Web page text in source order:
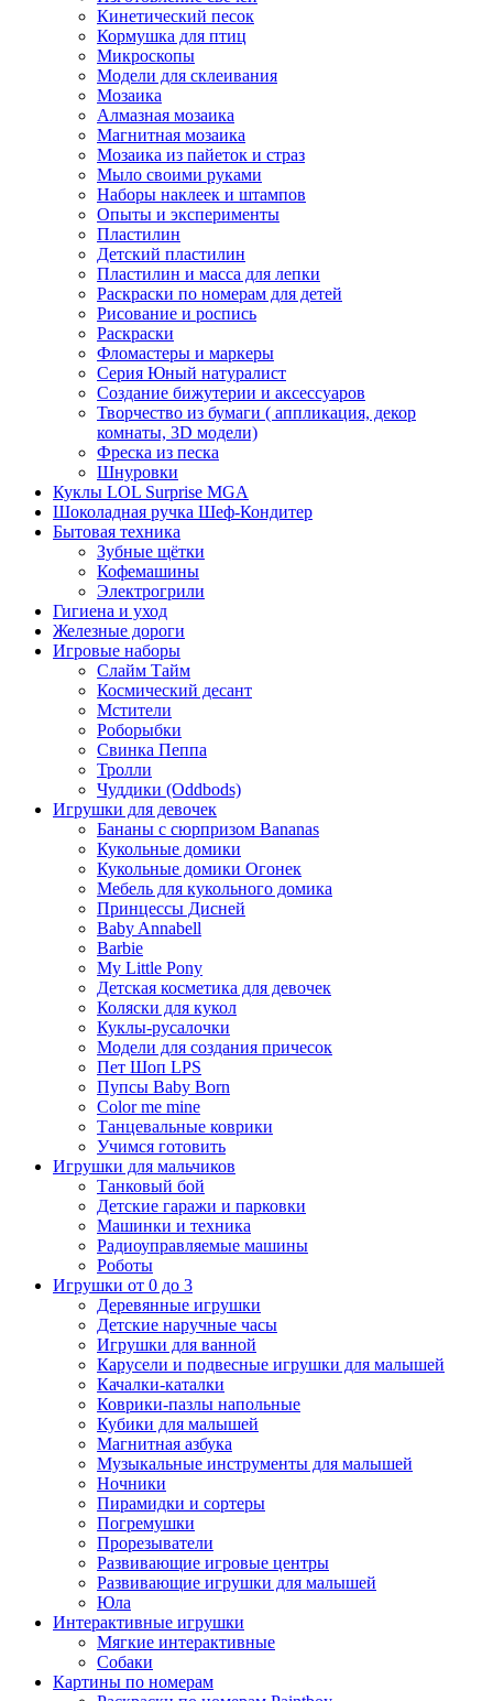
Кинетический песок
Кормушка для птиц
Микроскопы
Модели для склеивания
Мозаика
Алмазная мозаика
Магнитная мозаика
Мозаика из пайеток и страз
Мыло своими руками
Наборы наклеек и штампов
Опыты и эксперименты
Пластилин
Детский пластилин
Пластилин и масса для лепки
Раскраски по номерам для детей
Рисование и роспись
Раскраски
Фломастеры и маркеры
Серия Юный натуралист
Создание бижутерии и аксессуаров
Творчество из бумаги ( аппликация, декор
комнаты, 3D модели)
Фреска из песка
Шнуровки
Куклы LOL Surprise MGA
Шоколадная ручка Шеф-Кондитер
Бытовая техника
Зубные щётки
Кофемашины
Электрогрили
Гигиена и уход
Железные дороги
Игровые наборы
Слайм Тайм
Космический десант
Мстители
Роборыбки
Свинка Пеппа
Тролли
Чуддики (Oddbods)
Игрушки для девочек
Бананы с сюрпризом Bananas
Кукольные домики
Кукольные домики Огонек
Мебель для кукольного домика
Принцессы Дисней
Baby Annabell
Barbie
My Little Pony
Детская косметика для девочек
Коляски для кукол
Куклы-русалочки
Модели для создания причесок
Пет Шоп LPS
Пупсы Baby Born
Сolor me mine
Танцевальные коврики
Учимся готовить
Игрушки для мальчиков
Танковый бой
Детские гаражи и парковки
Машинки и техника
Радиоуправляемые машины
Роботы
Игрушки от 0 до 3
Деревянные игрушки
Детские наручные часы
Игрушки для ванной
Карусели и подвесные игрушки для малышей
Качалки-каталки
Коврики-пазлы напольные
Кубики для малышей
Магнитная азбука
Музыкальные инструменты для малышей
Ночники
Пирамидки и сортеры
Погремушки
Прорезыватели
Развивающие игровые центры
Развивающие игрушки для малышей
Юла
Интерактивные игрушки
Мягкие интерактивные
Собаки
Картины по номерам